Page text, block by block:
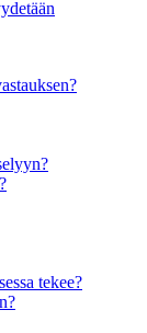
tekee?